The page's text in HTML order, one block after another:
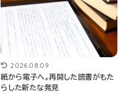
2026.08.09
紙から電子へ。再開した読書がもた
らした新たな発見